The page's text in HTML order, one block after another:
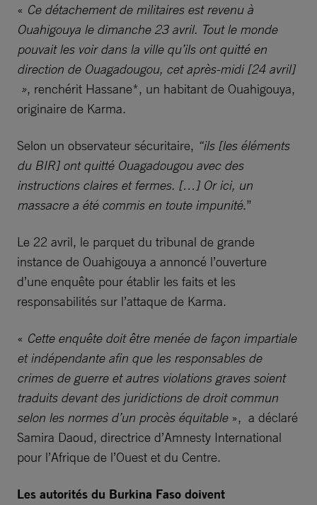
« Ce détachement de militaires est revenu à
Ouahigouya le dimanche 23 avril. Tout le monde
pouvait les voir dans la ville qu’ils ont quitté en
direction de Ouagadougou, cet après-midi [24 avril]
», renchérit Hassane*, un habitant de Ouahigouya,
originaire de Karma.
Selon un observateur sécuritaire, “ils [les éléments
du BIR] ont quitté Ouagadougou avec des
instructions claires et fermes. […] Or ici, un
massacre a été commis en toute impunité.”
Le 22 avril, le parquet du tribunal de grande
instance de Ouahigouya a annoncé l’ouverture
d’une enquête pour établir les faits et les
responsabilités sur l’attaque de Karma.
« Cette enquête doit être menée de façon impartiale
et indépendante afin que les responsables de
crimes de guerre et autres violations graves soient
traduits devant des juridictions de droit commun
selon les normes d’un procès équitable», a déclaré
Samira Daoud, directrice d’Amnesty International
pour l’Afrique de l’Ouest et du Centre.
Les autorités du Burkina Faso doivent